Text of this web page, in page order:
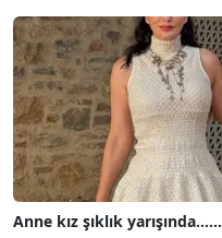
Anne kız şıklık yarışında......